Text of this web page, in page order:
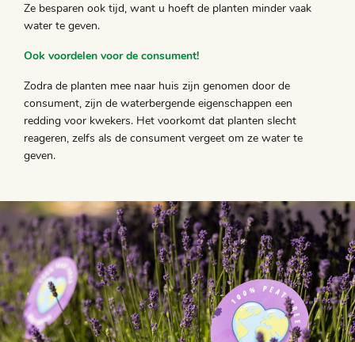
Ze besparen ook tijd, want u hoeft de planten minder vaak
water te geven.
Ook voordelen voor de consument!
Zodra de planten mee naar huis zijn genomen door de
consument, zijn de waterbergende eigenschappen een
redding voor kwekers. Het voorkomt dat planten slecht
reageren, zelfs als de consument vergeet om ze water te
geven.